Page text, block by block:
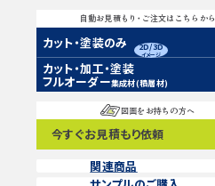
自動お見積もり・ご注文はこちらから
カット・塗装のみ
カット・加工・塗装
フルオーダー集成材(積層材)
2D/3D
イメージ
図面をお持ちの方へ
今すぐお見積もり依頼
関連商品